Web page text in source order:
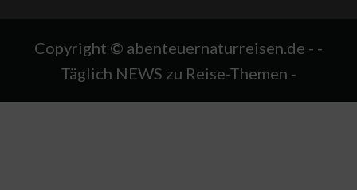
Copyright © abenteuernaturreisen.de - -
Täglich NEWS zu Reise-Themen -